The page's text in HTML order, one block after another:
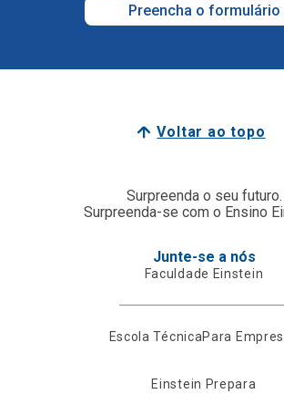
Preencha o formulário
Voltar ao topo
Surpreenda o seu futuro.
Surpreenda-se com o Ensino
Junte-se a nós
Faculdade Einstein
Escola TécnicaPara
Einstein Prepara